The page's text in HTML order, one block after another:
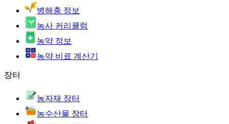
병해충 정보
농사 커리큘럼
농약 정보
농약 비료 계산기
장터
농자재 장터
농수산물 장터